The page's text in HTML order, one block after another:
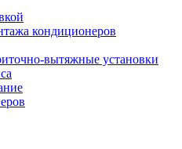
кондиционеров
вытяжные установки